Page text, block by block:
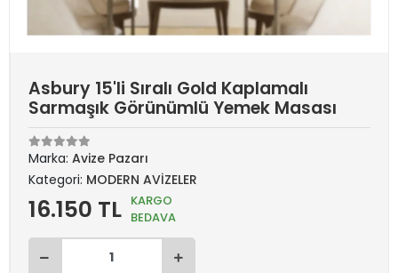
Asbury 15'li Sıralı Gold Kaplamalı
Sarmaşık Görünümlü Yemek Masası
Marka: Avize Pazarı
Kategori: MODERN AVİZELER
16.150 TL KARGO
BEDAVA